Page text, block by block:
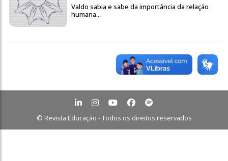
Valdo sabia e sabe da importância da relação
humana...
© Revista Educação - Todos os direitos reservados